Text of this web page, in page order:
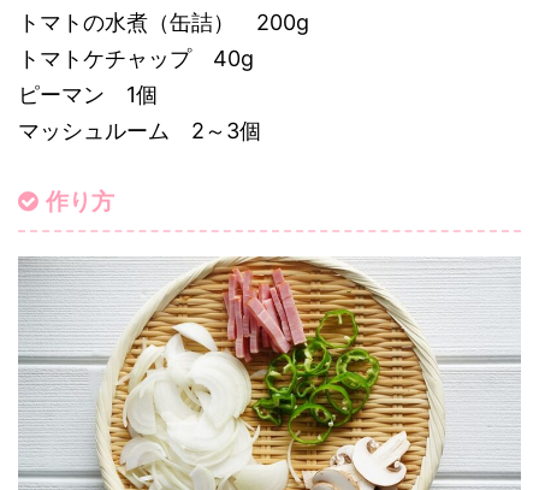
トマトの水煮（缶詰） 200g
トマトケチャップ 40g
ピーマン 1個
マッシュルーム 2～3個
作り方